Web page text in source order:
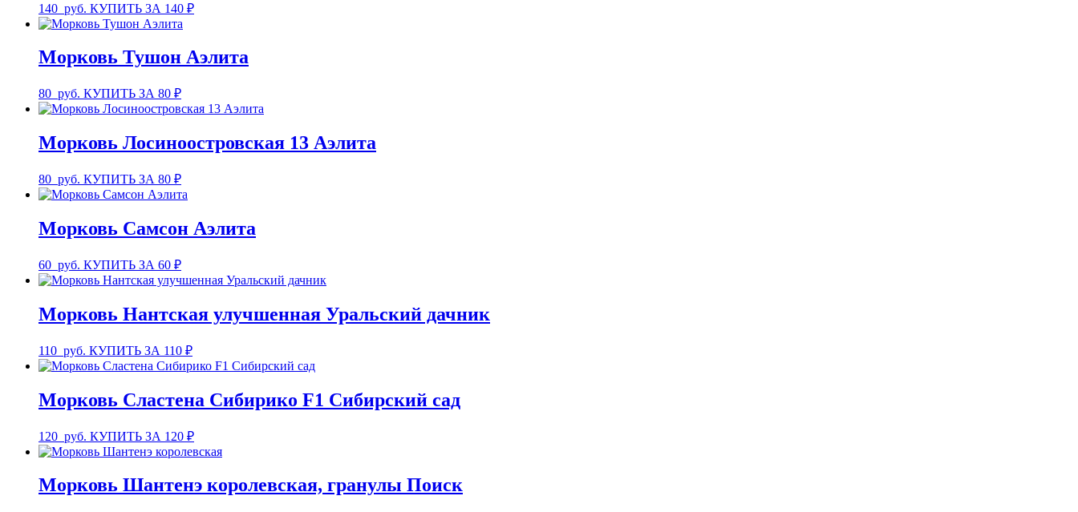
140 руб. КУПИТЬ ЗА 140 ₽
Морковь Тушон Аэлита
80 руб. КУПИТЬ ЗА 80 ₽
Морковь Лосиноостровская 13 Аэлита
80 руб. КУПИТЬ ЗА 80 ₽
Морковь Самсон Аэлита
60 руб. КУПИТЬ ЗА 60 ₽
Морковь Нантская улучшенная Уральский дачник
110 руб. КУПИТЬ ЗА 110 ₽
Морковь Сластена Сибирико F1 Сибирский сад
120 руб. КУПИТЬ ЗА 120 ₽
Морковь Шантенэ королевская, гранулы Поиск